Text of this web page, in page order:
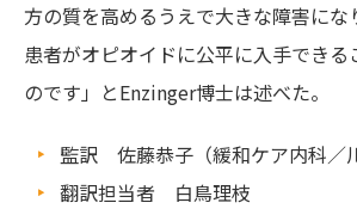
方の質を高めるうえで大きな障害にな
患者がオピオイドに公平に入手できる
のです」とEnzinger博士は述べた。
監訳 佐藤恭子（緩和ケア内科／
翻訳担当者 白鳥理枝